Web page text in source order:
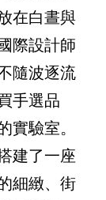
在白晝與
際設計師
隨波逐流
手選品
實驗室。
建了一座
細緻、街